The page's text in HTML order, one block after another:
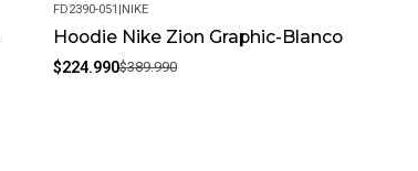
-42%
FD2390-051 |NIKE
Hoodie Nike Zion Graphic-Blanco
$224.990$389.990